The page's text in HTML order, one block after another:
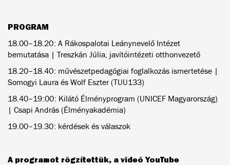
PROGRAM
18.00–18.20: A Rákospalotai Leánynevelő Intézet
bemutatása | Treszkán Júlia, javítóintézeti otthonvezető
18.20–18.40: művészetpedagógiai foglalkozás ismertetése |
Somogyi Laura és Wolf Eszter (TUU133)
18.40–19:00: Kilátó Élményprogram (UNICEF Magyarország)
| Csapi András (Élményakadémia)
19.00–19.30: kérdések és válaszok
A programot rögzítettük, a videó YouTube